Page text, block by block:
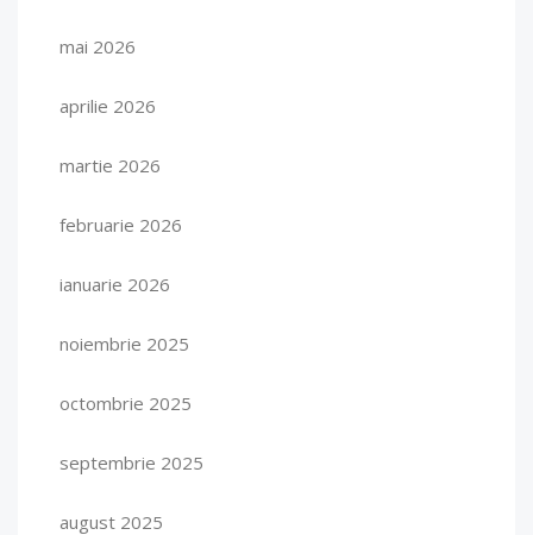
mai 2026
aprilie 2026
martie 2026
februarie 2026
ianuarie 2026
noiembrie 2025
octombrie 2025
septembrie 2025
august 2025